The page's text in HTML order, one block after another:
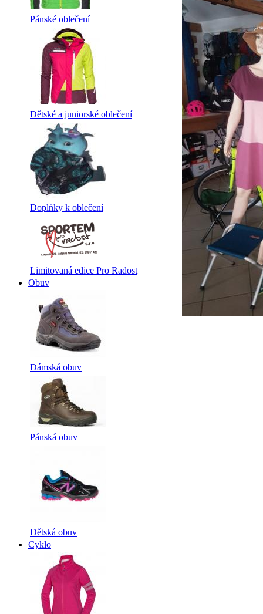
Pánské oblečení
Dětské a juniorské oblečení
Doplňky k oblečení
Limitovaná edice Pro Radost
Obuv
Dámská obuv
Pánská obuv
Dětská obuv
Cyklo